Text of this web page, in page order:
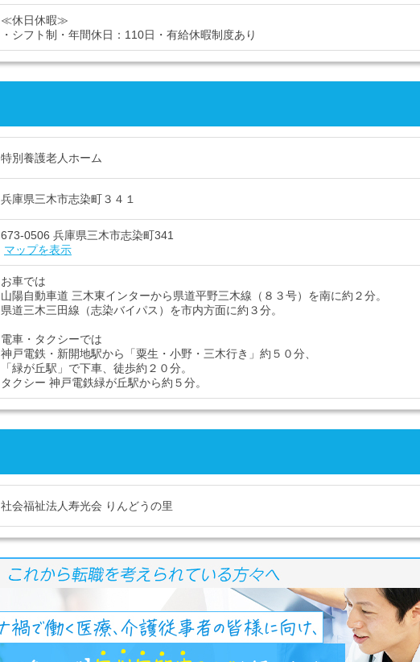
≪休日休暇≫
・シフト制・年間休日：110日・有給休暇制度あり
特別養護老人ホーム
兵庫県三木市志染町３４１
673-0506 兵庫県三木市志染町341
マップを表示
お車では
山陽自動車道 三木東インターから県道平野三木線（８３号）を南に約２分。
県道三木三田線（志染バイパス）を市内方面に約３分。
電車・タクシーでは
神戸電鉄・新開地駅から「粟生・小野・三木行き」約５０分、
「緑が丘駅」で下車、徒歩約２０分。
タクシー 神戸電鉄緑が丘駅から約５分。
社会福祉法人寿光会 りんどうの里